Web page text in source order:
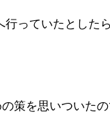
っていたとした
策を思いついたの